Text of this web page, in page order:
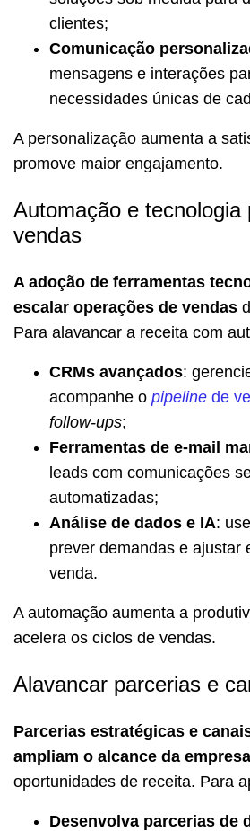
clientes;
Comunicação
mensagens e interações
necessidades únicas de
A personalização aumenta a
promove maior engajamento.
Automação e tecnologia
vendas
A adoção de ferramentas
escalar operações de vendas
Para alavancar a receita com
CRMs avançados:
acompanhe o pipeline de
follow-ups;
Ferramentas de e-mail
leads com comunicações
automatizadas;
Análise de dados e IA:
prever demandas e ajustar
venda.
A automação aumenta a
acelera os ciclos de vendas.
Alavancar parcerias e
Parcerias estratégicas e
ampliam o alcance da empresa
oportunidades de receita. Para
Desenvolva parcerias de